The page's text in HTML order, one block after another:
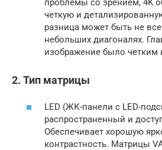
проблемы со зрением, 4K
четкую и
разница может быть не
небольших диагоналях.
изображение было четким
2. Тип матрицы
LED (ЖК-панели с LED-
распространенный и
Обеспечивает хорошую
контрастность. Матрицы